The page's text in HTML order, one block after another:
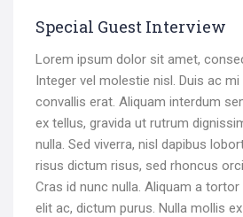
Special Guest Interview
Lorem ipsum dolor sit amet,
Integer vel molestie nisl. Duis ac
convallis erat. Aliquam interdum
ex tellus, gravida ut rutrum
nulla. Sed viverra, nisl dapibus
risus dictum risus, sed rhoncus
Cras id nunc nulla. Aliquam a
elit ac, dictum purus. Nulla mollis